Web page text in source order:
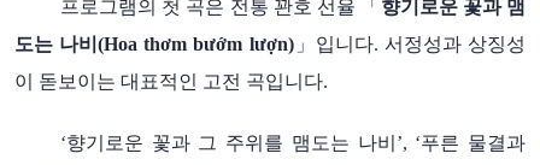
프로그램의 첫 곡은 전통 꽌호 선율 「향기로운 꽃과 맴
도는 나비(Hoa thơm bướm lượn)」입니다. 서정성과 상징성
이 돋보이는 대표적인 고전 곡입니다.
‘향기로운 꽃과 그 주위를 맴도는 나비’, ‘푸른 물결과